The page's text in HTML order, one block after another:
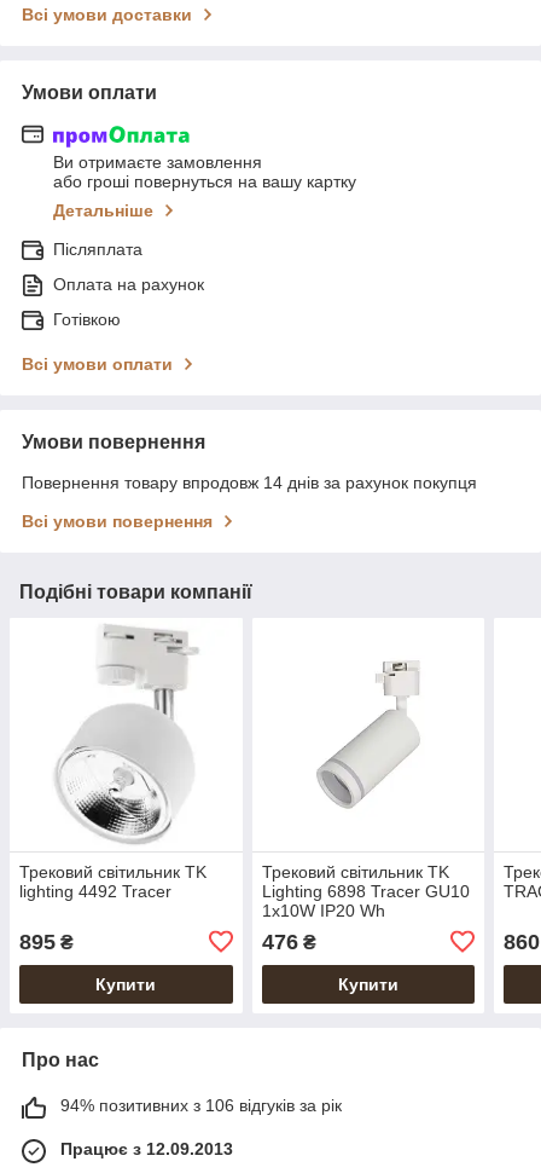
Всі умови доставки
Умови оплати
Ви отримаєте замовлення
або гроші повернуться на вашу картку
Детальніше
Післяплата
Оплата на рахунок
Готівкою
Всі умови оплати
Умови повернення
Повернення товару впродовж 14 днів за рахунок покупця
Всі умови повернення
Подібні товари компанії
Трековий світильник TK
lighting 4492 Tracer
895 ₴
Купити
Трековий світильник TK
Lighting 6898 Tracer GU10
1x10W IP20 Wh
476₴
Купити
860
Про нас
94% позитивних з 106 відгуків за рік
Працює з 12.09.2013